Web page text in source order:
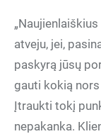
atveju, jei,
paskyrą jūsų
gauti kokią
Įtraukti tokį
nepakanka.